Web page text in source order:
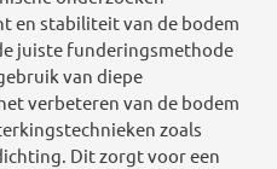
en stabiliteit van de bodem
juiste funderingsmethode
van diepe
verbeteren van de bodem
zoals
Dit zorgt voor een